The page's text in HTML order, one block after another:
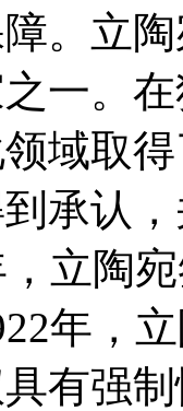
。立
一。
域取
承认
，立陶
年，
有强